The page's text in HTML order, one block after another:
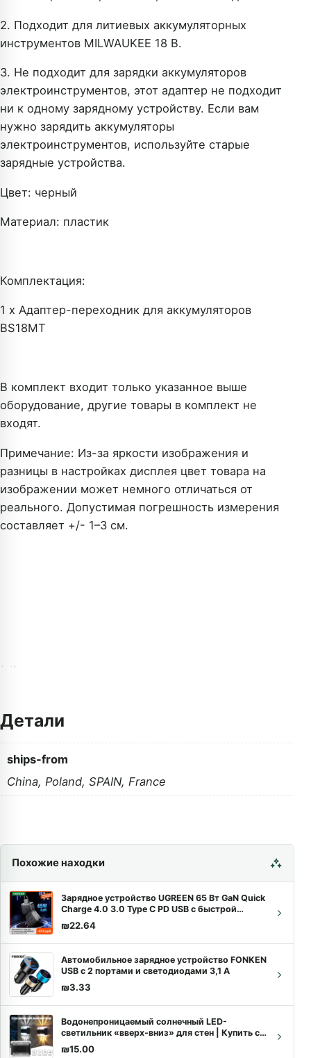
2. Подходит для литиевых аккумуляторных
инструментов MILWAUKEE 18 В.
3. Не подходит для зарядки аккумуляторов
электроинструментов, этот адаптер не подходит
ни к одному зарядному устройству. Если вам
нужно зарядить аккумуляторы
электроинструментов, используйте старые
зарядные устройства.
Цвет: черный
Материал: пластик
Комплектация:
1 x Адаптер-переходник для аккумуляторов
BS18MT
В комплект входит только указанное выше
оборудование, другие товары в комплект не
входят.
Примечание: Из-за яркости изображения и
разницы в настройках дисплея цвет товара на
изображении может немного отличаться от
реального. Допустимая погрешность измерения
составляет +/- 1–3 см.
Детали
ships-from
China, Poland, SPAIN, France
Похожие находки
Зарядное устройство UGREEN 65 Вт GaN Quick
Charge 4.0 3.0 Type C PD USB с быстрой
зарядкой QC 4.0 3.0 для iPhone 12 Pro Xiaomi